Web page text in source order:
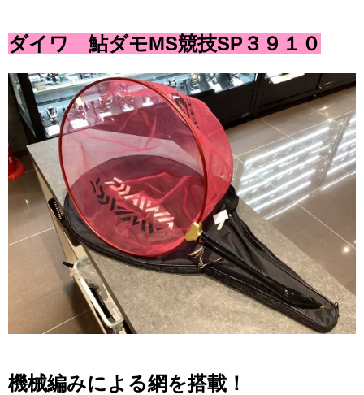
ダイワ 鮎ダモMS競技SP３９１０
機械編みによる網を搭載！